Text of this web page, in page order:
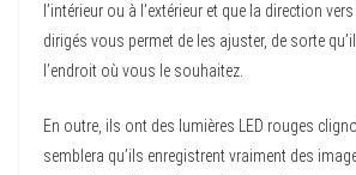
l’intérieur ou à l’extérieur et que la direction
dirigés vous permet de les ajuster, de sorte
l’endroit où vous le souhaitez.
En outre, ils ont des lumières LED rouges
semblera qu’ils enregistrent vraiment des